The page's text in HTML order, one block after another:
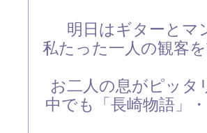
明日はギターとマ
私たった一人の観客
お二人の息がピッタ
中でも「長崎物語」